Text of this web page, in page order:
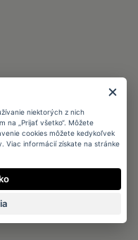
niektorých z nich
na „Prijať všetko“. Môžete
cookies môžete kedykoľvek
Viac informácií získate na stránke